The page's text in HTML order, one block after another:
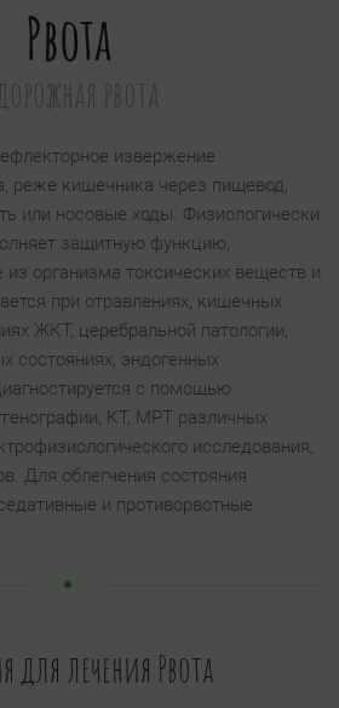
Рвота
рвота
извержение
реже кишечника через пищевод,
или носовые ходы. Физиологически
защитную функцию,
из организма токсических веществ и
при отравлениях, кишечных
ЖКТ, церебральной патологии,
состояниях, эндогенных
с помощью
КТ, МРТ различных
исследования,
Для облегчения состояния
и противорвотные
для лечения Рвота